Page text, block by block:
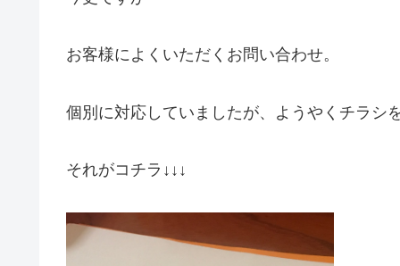
お客様によくいただくお問い合わせ。
個別に対応していましたが、ようやくチラシ
それがコチラ↓↓↓